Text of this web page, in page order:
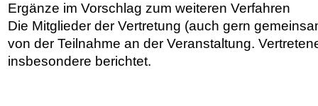
Ergänze im Vorschlag zum weiteren Verfahren
Die Mitglieder der Vertretung (auch gern
von der Teilnahme an der Veranstaltung.
insbesondere berichtet.